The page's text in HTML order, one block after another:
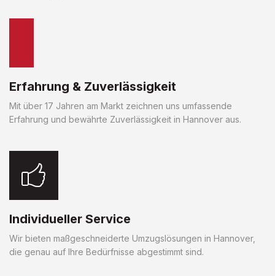
Erfahrung & Zuverlässigkeit
Mit über 17 Jahren am Markt zeichnen uns umfassende
Erfahrung und bewährte Zuverlässigkeit in Hannover aus.
Individueller Service
Wir bieten maßgeschneiderte Umzugslösungen in Hannover,
die genau auf Ihre Bedürfnisse abgestimmt sind.